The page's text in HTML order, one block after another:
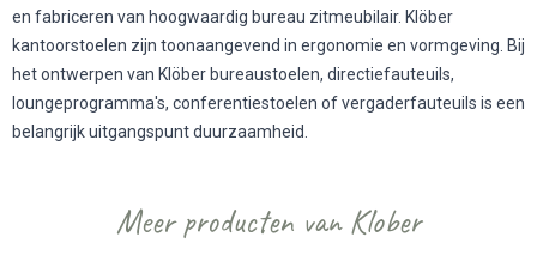
en fabriceren van hoogwaardig bureau zitmeubilair. Klöber
kantoorstoelen zijn toonaangevend in ergonomie en vormgeving. Bij
het ontwerpen van Klöber bureaustoelen, directiefauteuils,
loungeprogramma's, conferentiestoelen of vergaderfauteuils is een
belangrijk uitgangspunt duurzaamheid.
Meer producten van Klober